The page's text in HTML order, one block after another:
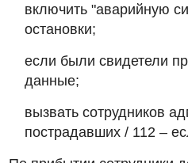
включить "аварийную
остановки;
если были свидетели
данные;
вызвать сотрудников
пострадавших / 112 –